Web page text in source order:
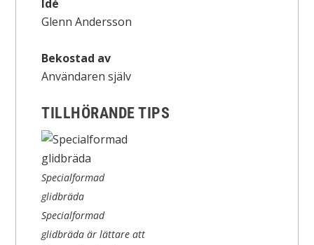
Idé
Glenn Andersson
Bekostad av
Användaren själv
TILLHÖRANDE TIPS
Specialformad
glidbräda
Specialformad
glidbräda är lättare att